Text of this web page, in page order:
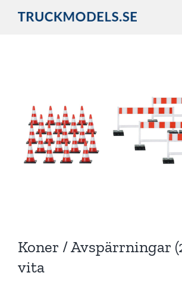
Koner / Avspärrningar
vita